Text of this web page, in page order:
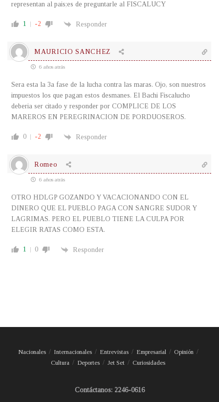
representan al pais;es de preguntarle al FISCALUCY
1 -2 Responder
MAURICIO SANCHEZ
6 años atrás
Sera esta la 3a fase de la lucha contra las maras. Ojo, son nuestros
impuestos los que pagan estos desmanes. El Bachi Fiscalucho
deberia ser citado y responder por COMPLICE DE LOS
MAREROS EN PEREGRINACION DE PORDUOSEROS.
0 -2 Responder
Romeo
6 años atrás
OTRO HDLGP GOZANDO Y VACACIONANDO CON EL
DINERO QUE EL PUEBLO PAGA CON SANGRE SUDOR Y
LAGRIMAS. PERO EL PUEBLO TIENE LA CULPA POR
ELEGIR RATAS COMO ESTA.
1 0 Responder
Nacionales Internacionales Entrevistas Empresarial
Opinión
Cultura
Deportes Jet Set Curiosidades
Contáctanos: 2246-0616